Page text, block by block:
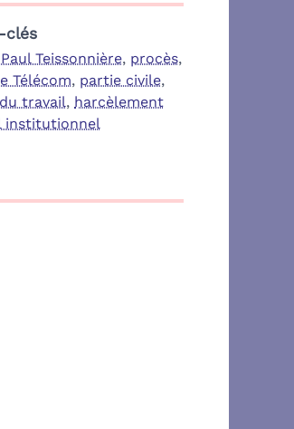
clés
Teissonnière, procès,
Télécom, partie civile,
travail, harcèlement
institutionnel